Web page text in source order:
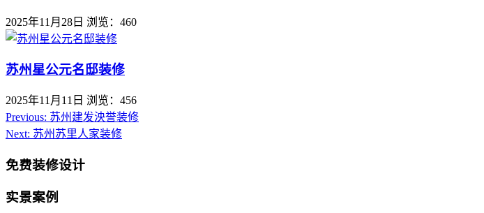
2025年11月28日 浏览：460
苏州星公元名邸装修
2025年11月11日 浏览：456
Previous: 苏州建发泱誉装修
Next: 苏州苏里人家装修
免费装修设计
实景案例